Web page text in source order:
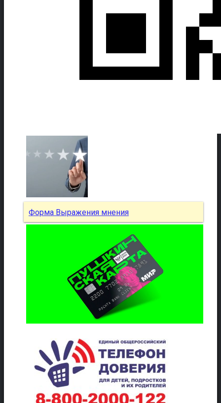
Форма Выражения мнения